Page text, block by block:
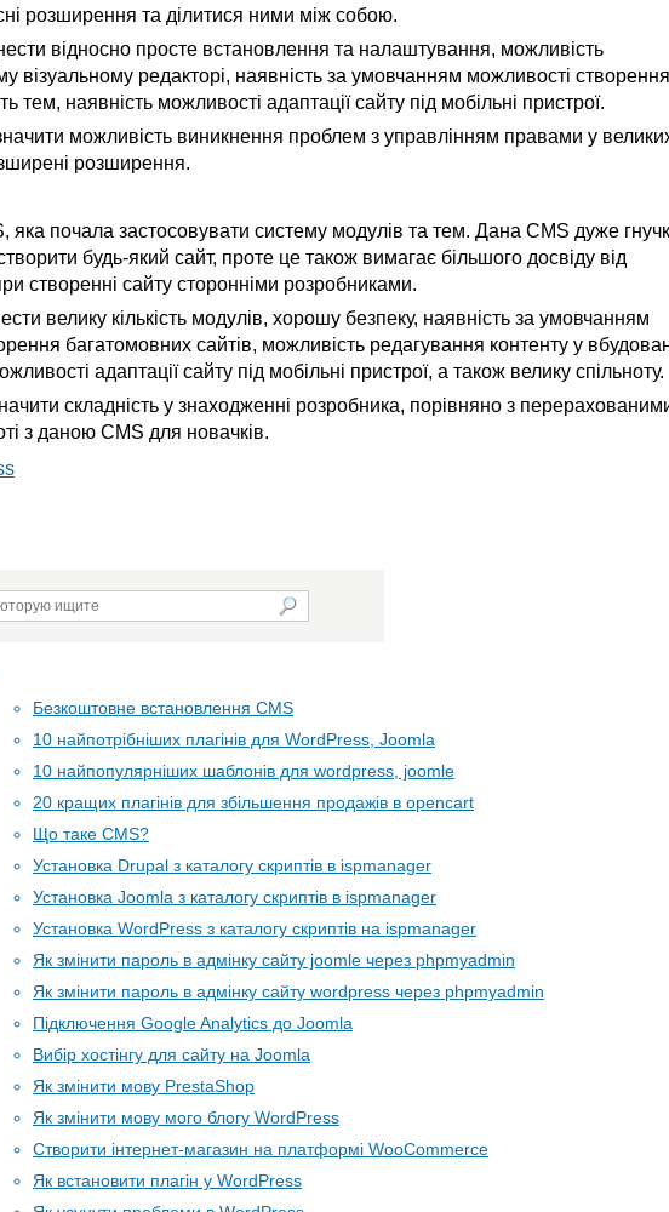
розширення та ділитися ними між собою.
відносно просте встановлення та налаштування, можливість
візуальному редакторі, наявність за умовчанням можливості створення
тем, наявність можливості адаптації сайту під мобільні пристрої.
можливість виникнення проблем з управлінням правами у
розширення.
яка почала застосовувати систему модулів та тем. Дана CMS дуже
будь-який сайт, проте це також вимагає більшого досвіду від
створенні сайту сторонніми розробниками.
велику кількість модулів, хорошу безпеку, наявність за умовчанням
багатомовних сайтів, можливість редагування контенту у
адаптації сайту під мобільні пристрої, а також велику спільноту.
складність у знаходженні розробника, порівняно з
з даною CMS для новачків.
Безкоштовне встановлення CMS
10 найпотрібніших плагінів для WordPress, Joomla
10 найпопулярніших шаблонів для wordpress, joomle
20 кращих плагінів для збільшення продажів в opencart
Що таке CMS?
Установка Drupal з каталогу скриптів в ispmanager
Установка Joomla з каталогу скриптів в ispmanager
Установка WordPress з каталогу скриптів на ispmanager
Як змінити пароль в адмінку сайту joomle через phpmyadmin
Як змінити пароль в адмінку сайту wordpress через phpmyadmin
Підключення Google Analytics до Joomla
Вибір хостінгу для сайту на Joomla
Як змінити мову PrestaShop
Як змінити мову мого блогу WordPress
Створити інтернет-магазин на платформі WooCommerce
Як встановити плагін у WordPress